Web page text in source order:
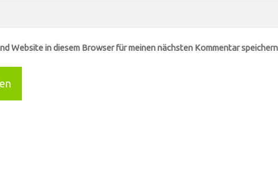
Website in diesem Browser für meinen nächsten Kommentar